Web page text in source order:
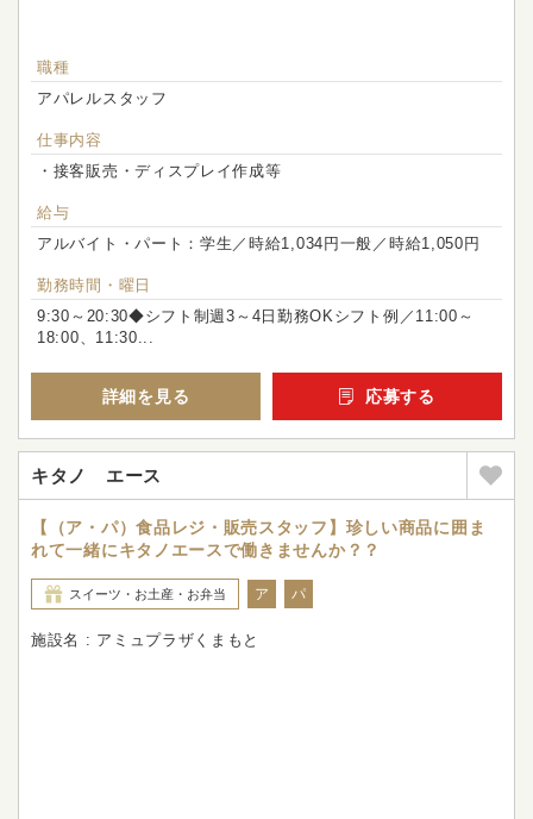
職種
アパレルスタッフ
仕事内容
・接客販売・ディスプレイ作成等
給与
アルバイト・パート：学生／時給1,034円一般／時給1,050円
勤務時間・曜日
9:30～20:30◆シフト制週3～4日勤務OKシフト例／11:00～
18:00、11:30...
詳細を見る 応募する
キタノ エース
【（ア・パ）食品レジ・販売スタッフ】珍しい商品に囲ま
れて一緒にキタノエースで働きませんか？？
スイーツ・お土産・お弁当 ア パ
施設名 : アミュプラザくまもと